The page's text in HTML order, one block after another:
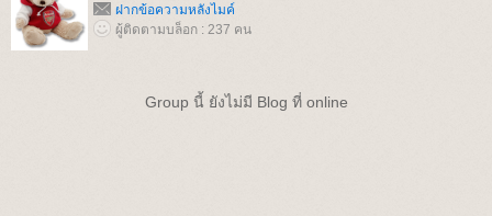
ฝากข้อความหลังไมค์
ผู้ติดตามบล็อก : 237 คน
Group นี้ ยังไม่มี Blog ที่ online